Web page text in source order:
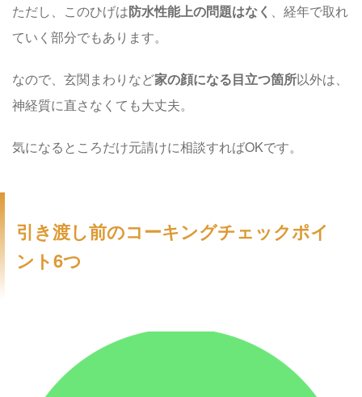
ただし、このひげは防水性能上の問題はなく 、経年で取れ
ていく部分でもあります。
なので、玄関まわりなど家の顔になる目立つ箇所以外は、
神経質に直さなくても大丈夫。
気になるところだけ元請けに相談すればOKです。
引き渡し前のコーキングチェックポイ
ント6つ